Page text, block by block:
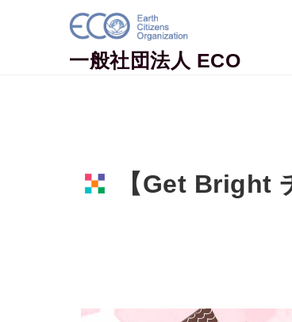
Skip to content
一般社団法人 ECO
【Get Bright